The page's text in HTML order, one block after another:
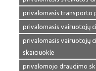
privalomasis transporto
privalomasis vairuotojų
privalomasis vairuotojų
skaiciuokle
privalomojo draudimo